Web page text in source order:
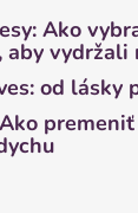
Ako
aby vydržali
od lásky